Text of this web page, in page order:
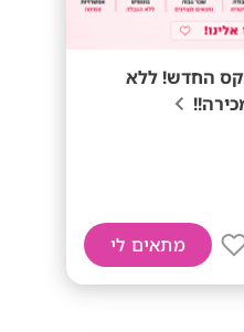
החדש! ללא
מתאים לי